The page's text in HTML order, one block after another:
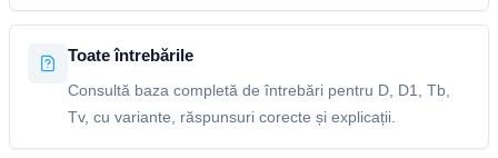
Toate întrebările
Consultă baza completă de întrebări pentru D, D1, Tb,
Tv, cu variante, răspunsuri corecte și explicații.